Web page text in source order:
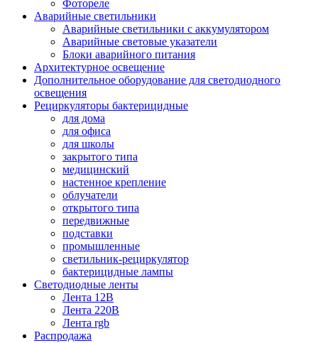
Фотореле
Аварийные светильники
Аварийные светильники с аккумулятором
Аварийные световые указатели
Блоки аварийного питания
Архитектурное освещение
Дополнительное оборудование для светодиодного
освещения
Рециркуляторы бактерицидные
для дома
для офиса
для школы
закрытого типа
медицинский
настенное крепление
облучатели
открытого типа
передвижные
подставки
промышленные
светильник-рециркулятор
бактерицидные лампы
Светодиодные ленты
Лента 12В
Лента 220В
Лента rgb
Распродажа